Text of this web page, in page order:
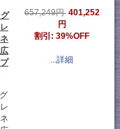
657,249円 401,252
円
割引: 39%OFF
...詳細